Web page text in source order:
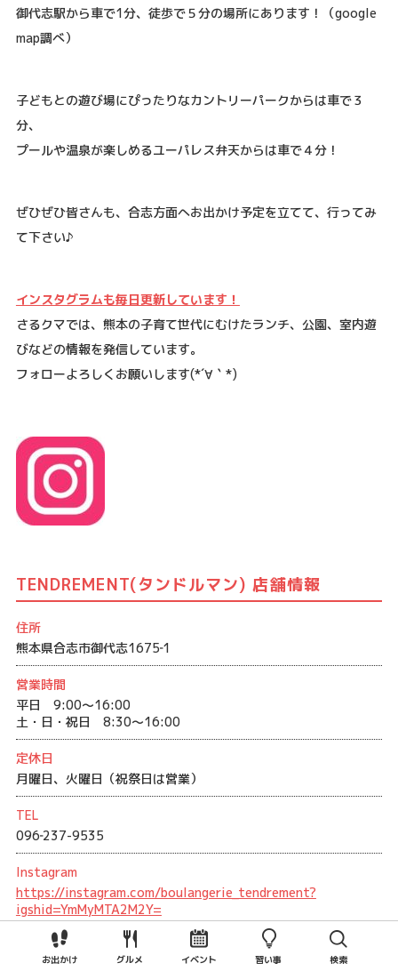
御代志駅から車で1分、徒歩で５分の場所にあります！（google
map調べ）
子どもとの遊び場にぴったりなカントリーパークからは車で３
分、
プールや温泉が楽しめるユーパレス弁天からは車で４分！
ぜひぜひ皆さんも、合志方面へお出かけ予定を立てて、行ってみ
て下さい♪
インスタグラムも毎日更新しています！
さるクマでは、熊本の子育て世代にむけたランチ、公園、室内遊
びなどの情報を発信しています。
フォローよろしくお願いします(*´∀｀ *)
TENDREMENT(タンドルマン) 店舗情報
住所
熊本県合志市御代志1675‐1
営業時間
平日 9:00～16:00
土・日・祝日 8:30～16:00
定休日
月曜日、火曜日（祝祭日は営業）
TEL
096‐237-9535
Instagram
https://instagram.com/boulangerie_tendrement?
igshid=YmMyMTA2M2Y=
支払い方法
現金のみ
お出かけ グルメ イベント 習い事 検索